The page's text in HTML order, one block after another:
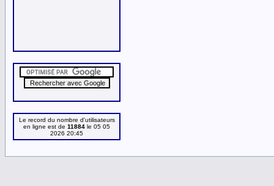
Le record du nombre d'utilisateurs
en ligne est de 11884 le 05 05
2026 20:45